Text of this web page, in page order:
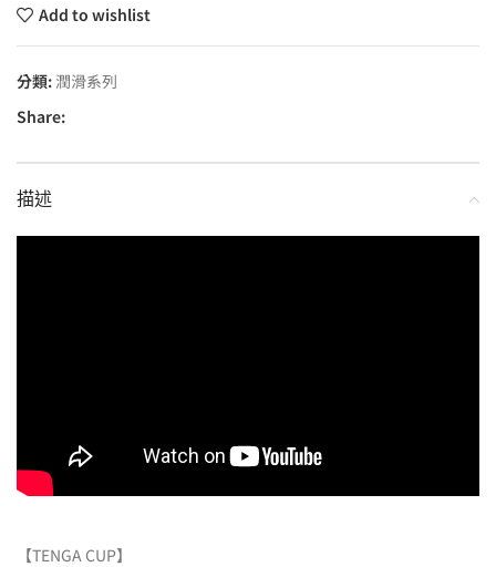
Add to wishlist
分類:潤滑系列
Share:
描述
【TENGA CUP】